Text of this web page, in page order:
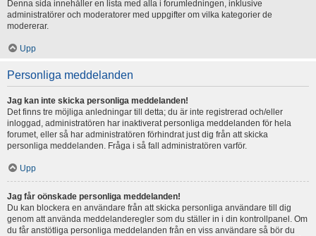
Denna sida innehåller en lista med alla i forumledningen, inklusive
administratörer och moderatorer med uppgifter om vilka kategorier de
modererar.
Upp
Personliga meddelanden
Jag kan inte skicka personliga meddelanden!
Det finns tre möjliga anledningar till detta; du är inte registrerad och/eller
inloggad, administratören har inaktiverat personliga meddelanden för hela
forumet, eller så har administratören förhindrat just dig från att skicka
personliga meddelanden. Fråga i så fall administratören varför.
Upp
Jag får oönskade personliga meddelanden!
Du kan blockera en användare från att skicka personliga användare till dig
genom att använda meddelanderegler som du ställer in i din kontrollpanel. Om
du får anstötliga personliga meddelanden från en viss användare så bör du